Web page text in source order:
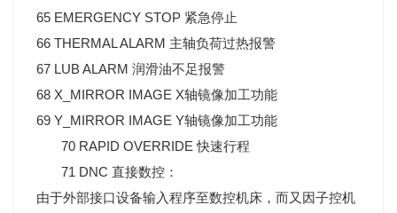
65 EMERGENCY STOP 紧急停止
66 THERMAL ALARM 主轴负荷过热报警
67 LUB ALARM 润滑油不足报警
68 X_MIRROR IMAGE X轴镜像加工功能
69 Y_MIRROR IMAGE Y轴镜像加工功能
70 RAPID OVERRIDE 快速行程
71 DNC 直接数控：
由于外部接口设备输入程序至数控机床，而又因子控机